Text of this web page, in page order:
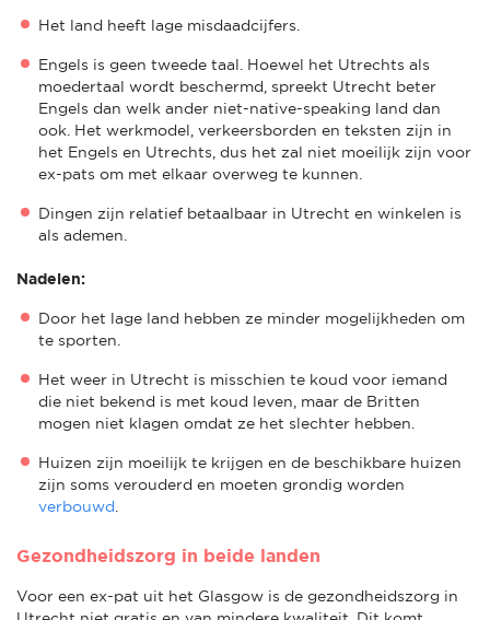
Het land heeft lage misdaadcijfers.
Engels is geen tweede taal. Hoewel het Utrechts als
moedertaal wordt beschermd, spreekt Utrecht beter
Engels dan welk ander niet-native-speaking land dan
ook. Het werkmodel, verkeersborden en teksten zijn in
het Engels en Utrechts, dus het zal niet moeilijk zijn voor
ex-pats om met elkaar overweg te kunnen.
Dingen zijn relatief betaalbaar in Utrecht en winkelen is
als ademen.
Nadelen:
Door het lage land hebben ze minder mogelijkheden om
te sporten.
Het weer in Utrecht is misschien te koud voor iemand
die niet bekend is met koud leven, maar de Britten
mogen niet klagen omdat ze het slechter hebben.
Huizen zijn moeilijk te krijgen en de beschikbare huizen
zijn soms verouderd en moeten grondig worden
verbouwd
Gezondheidszorg in beide landen
Voor een ex-pat uit het Glasgow is de gezondheidszorg in